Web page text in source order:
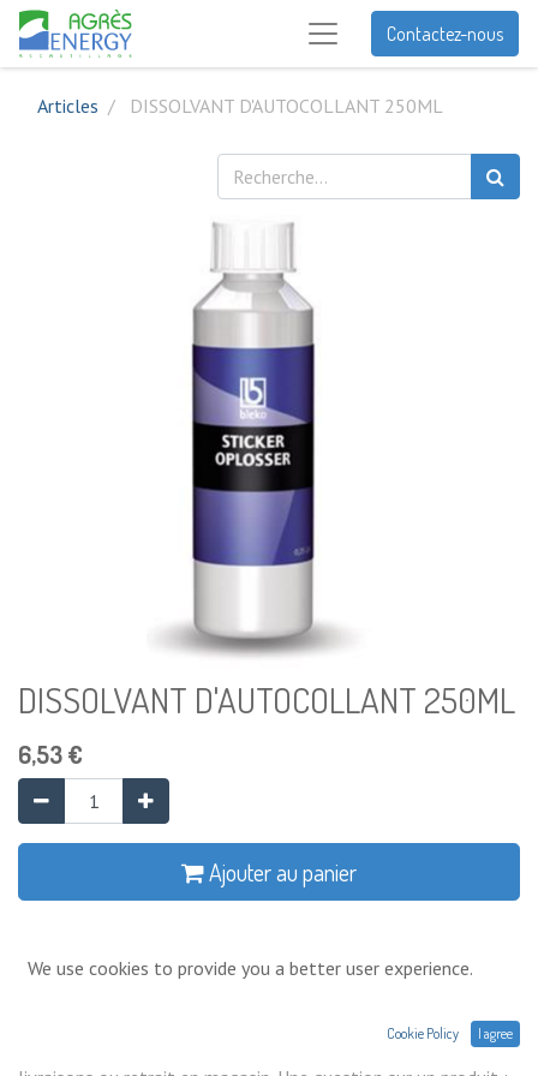
Contactez-nous
Articles DISSOLVANT D'AUTOCOLLANT 250ML
DISSOLVANT D'AUTOCOLLANT 250ML
6,53€
Ajouter au panier
Prix exprimés Hors TVA. Expéditions,
We use cookies to provide you a better user experience.
Cookie Policy I agree